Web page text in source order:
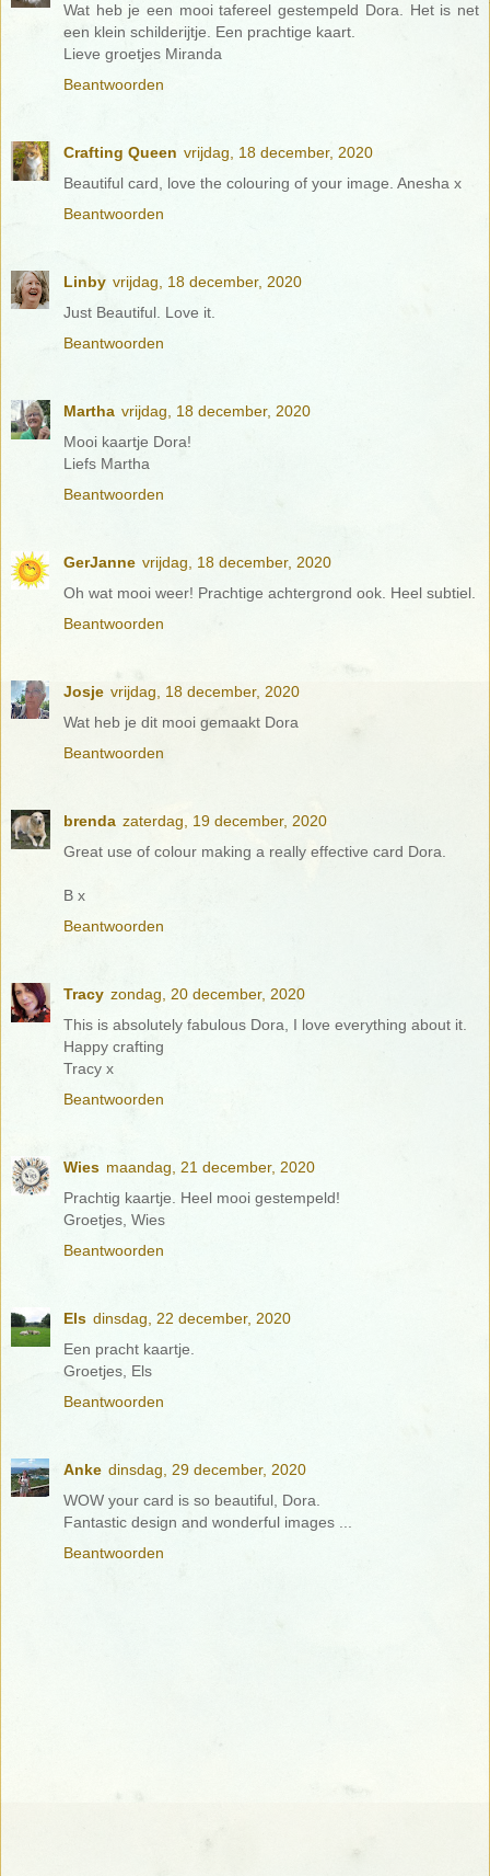
Wat heb je een mooi tafereel gestempeld Dora. Het is net
een klein schilderijtje. Een prachtige kaart.
Lieve groetjes Miranda
Beantwoorden
Crafting Queen vrijdag, 18 december, 2020
Beautiful card, love the colouring of your image. Anesha x
Beantwoorden
Linby vrijdag, 18 december, 2020
Just Beautiful. Love it.
Beantwoorden
Martha vrijdag, 18 december, 2020
Mooi kaartje Dora!
Liefs Martha
Beantwoorden
GerJanne vrijdag, 18 december, 2020
Oh wat mooi weer! Prachtige achtergrond ook. Heel subtiel.
Beantwoorden
Josje vrijdag, 18 december, 2020
Wat heb je dit mooi gemaakt Dora
Beantwoorden
brenda zaterdag, 19 december, 2020
Great use of colour making a really effective card Dora.
B x
Beantwoorden
Tracy zondag, 20 december, 2020
This is absolutely fabulous Dora, I love everything about it.
Happy crafting
Tracy x
Beantwoorden
Wies maandag, 21 december, 2020
Prachtig kaartje. Heel mooi gestempeld!
Groetjes, Wies
Beantwoorden
Els dinsdag, 22 december, 2020
Een pracht kaartje.
Groetjes, Els
Beantwoorden
Anke dinsdag, 29 december, 2020
WOW your card is so beautiful, Dora.
Fantastic design and wonderful images ...
Beantwoorden